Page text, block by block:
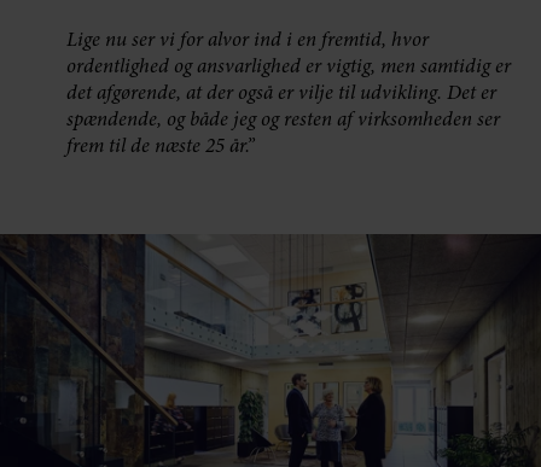
Lige nu ser vi for alvor ind i en fremtid, hvor
ordentlighed og ansvarlighed er vigtig, men samtidig er
det afgørende, at der også er vilje til udvikling. Det er
spændende, og både jeg og resten af virksomheden ser
frem til de næste 25 år.”